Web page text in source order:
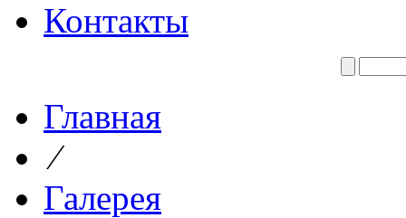
Контакты
Главная
⁄
Галерея